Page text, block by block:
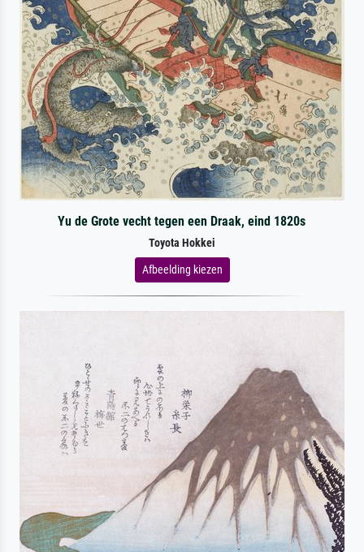
Yu de Grote vecht tegen een Draak, eind 1820s
Toyota Hokkei
Afbeelding kiezen